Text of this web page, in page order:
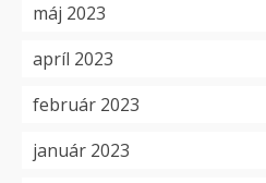
máj 2023
apríl 2023
február 2023
január 2023